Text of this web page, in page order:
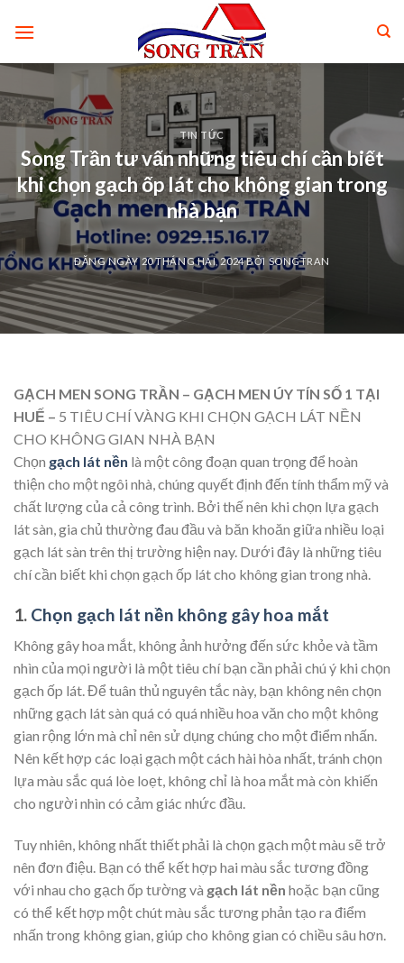
TIN TỨC
Song Trần tư vấn những tiêu chí cần biết
khi chọn gạch ốp lát cho không gian trong
nhà bạn
ĐĂNG NGÀY 20 THÁNG HAI, 2024BỞI SONGTRAN
GẠCH MEN SONG TRẦN – GẠCH MEN ÚY TÍN SỐ 1 TẠI
HUẾ – 5 TIÊU CHÍ VÀNG KHI CHỌN GẠCH LÁT NỀN
CHO KHÔNG GIAN NHÀ BẠN
Chọn gạch lát nền là một công đoạn quan trọng để hoàn
thiện cho một ngôi nhà, chúng quyết định đến tính thẩm mỹ và
chất lượng của cả công trình. Bởi thế nên khi chọn lựa gạch
lát sàn, gia chủ thường đau đầu và băn khoăn giữa nhiều loại
gạch lát sàn trên thị trường hiện nay. Dưới đây là những tiêu
chí cần biết khi chọn gạch ốp lát cho không gian trong nhà.
1. Chọn gạch lát nền không gây hoa mắt
Không gây hoa mắt, không ảnh hưởng đến sức khỏe và tầm
nhìn của mọi người là một tiêu chí bạn cần phải chú ý khi chọn
gạch ốp lát. Để tuân thủ nguyên tắc này, bạn không nên chọn
những gạch lát sàn quá có quá nhiều hoa văn cho một không
gian rộng lớn mà chỉ nên sử dụng chúng cho một điểm nhấn.
Nên kết hợp các loại gạch một cách hài hòa nhất, tránh chọn
lựa màu sắc quá lòe loẹt, không chỉ là hoa mắt mà còn khiến
cho người nhìn có cảm giác nhức đầu.
Tuy nhiên, không nhất thiết phải là chọn gạch một màu sẽ trở
nên đơn điệu. Bạn có thể kết hợp hai màu sắc tương đồng
với nhau cho gạch ốp tường và gạch lát nền hoặc bạn cũng
có thể kết hợp một chút màu sắc tương phản tạo ra điểm
nhấn trong không gian, giúp cho không gian có chiều sâu hơn.